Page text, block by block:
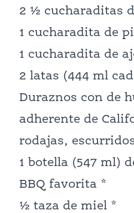
2 ½ cucharaditas
1 cucharadita de
1 cucharadita de
2 latas (444 ml
Duraznos con de
adherente de
rodajas,
1 botella (547 ml)
BBQ favorita *
½ taza de miel *